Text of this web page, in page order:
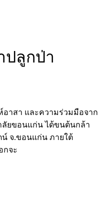
ปลูกป่า
อาสา และความร่วมมือจาก
ลัยขอนแก่น ได้ขนต้นกล้า
จ.ขอนแก่น ภายใต้
กจะ